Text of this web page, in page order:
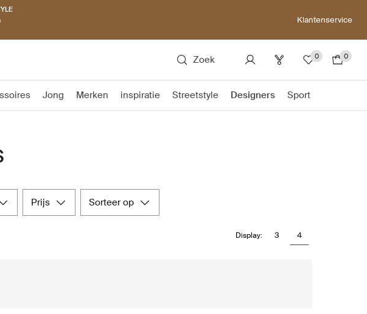
Klantenservice
Zoek 0 0
Jong Merken inspiratie Streetstyle Designers Sport
prijs sorteer op
Display: 3 4